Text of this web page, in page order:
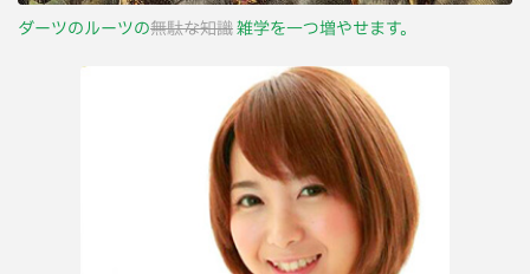
ダーツのルーツの無駄な知識雑学を一つ増やせます。